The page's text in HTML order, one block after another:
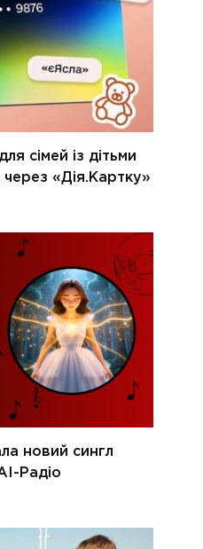
сімей із дітьми
«Дія.Картку»
новий сингл
Радіо